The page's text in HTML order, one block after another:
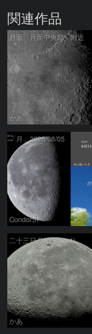
関連作品
月面「月面中央部」附近
かあ
「月」2026/08/05
Condor57
二十三日月(月齢21.4)
かあ